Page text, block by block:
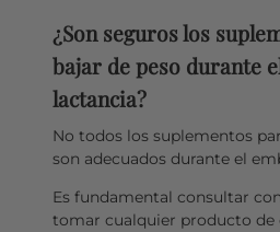
¿Son seguros los
bajar de peso durante
lactancia?
No todos los suplementos
son adecuados durante el
Es fundamental consultar
tomar cualquier producto de